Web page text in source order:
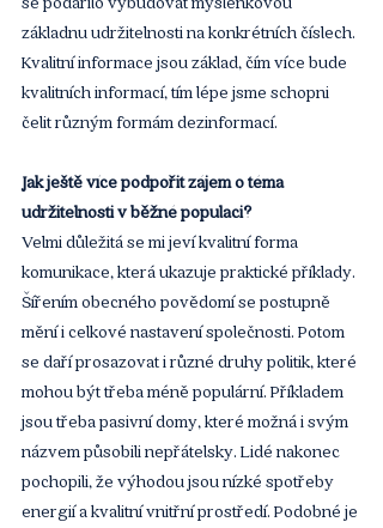
základnu udržitelnosti na konkrétních číslech.
Kvalitní informace jsou základ, čím více bude
kvalitních informací, tím lépe jsme schopni
čelit různým formám dezinformací.
Jak ještě více podpořit zájem o téma
udržitelnosti v běžné populaci?
Velmi důležitá se mi jeví kvalitní forma
komunikace, která ukazuje praktické příklady.
Šířením obecného povědomí se postupně
mění i celkové nastavení společnosti. Potom
se daří prosazovat i různé druhy politik, které
mohou být třeba méně populární. Příkladem
jsou třeba pasivní domy, které možná i svým
názvem působili nepřátelsky. Lidé nakonec
pochopili, že výhodou jsou nízké spotřeby
energií a kvalitní vnitřní prostředí. Podobné je